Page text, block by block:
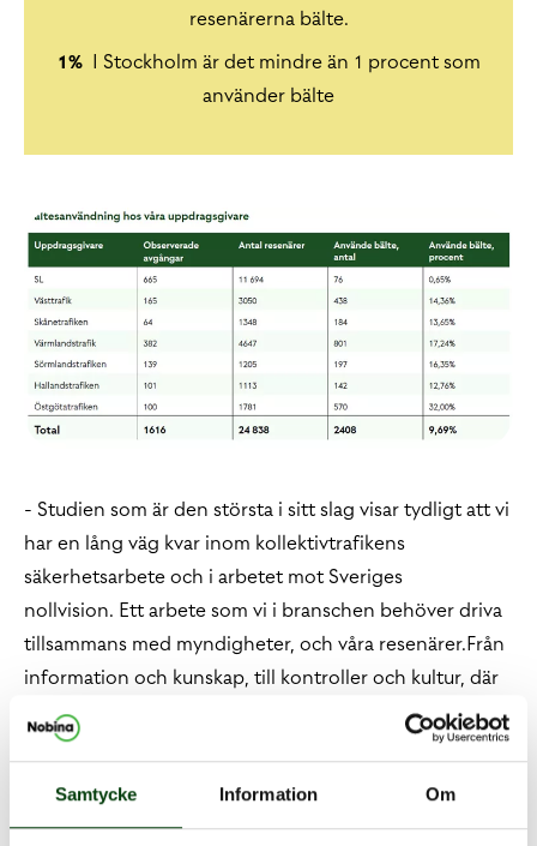
Samtycke Information Om
resenärerna bälte.
1% I Stockholm är det mindre än 1 procent som
använder bälte
- Studien som är den största i sitt slag visar tydligt att vi
har en lång väg kvar inom kollektivtrafikens
säkerhetsarbete och i arbetet mot Sveriges
nollvision. Ett arbete som vi i branschen behöver driva
tillsammans med myndigheter, och våra resenärer.Från
information och kunskap, till kontroller och kultur, där
bälte i kollektivtrafiken blir lika självklart som detidag
har blivit när vi åker bil, säger Martin Pagrotsky, vd på